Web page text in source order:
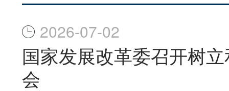
2026-07-02
国家发展改革委召开树
会